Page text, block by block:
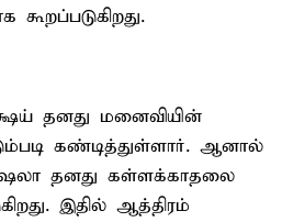
தனது மனைவியின்
கண்டித்துள்ளார். ஆனால்
தனது கள்ளக்காதலை
இதில் ஆத்திரம்